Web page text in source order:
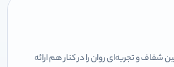
شفاف و تجربه‌ای روان را در کنار هم ارائه